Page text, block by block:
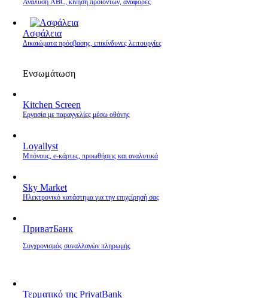
Ανάλυση ABC, κίνηση προϊόντων, αναφορές
Ασφάλεια
Δικαιώματα πρόσβασης, επικίνδυνες λειτουργίες
Ενσωμάτωση
Kitchen Screen
Εργασία με παραγγελίες μέσω οθόνης
Loyallyst
Μπόνους, e‑κάρτες, προωθήσεις και αναλυτικά
Sky Market
Ηλεκτρονικό κατάστημα για την επιχείρησή σας
ПриватБанк
Συγχρονισμός συναλλαγών πληρωμής
Τερματικό της PrivatBank